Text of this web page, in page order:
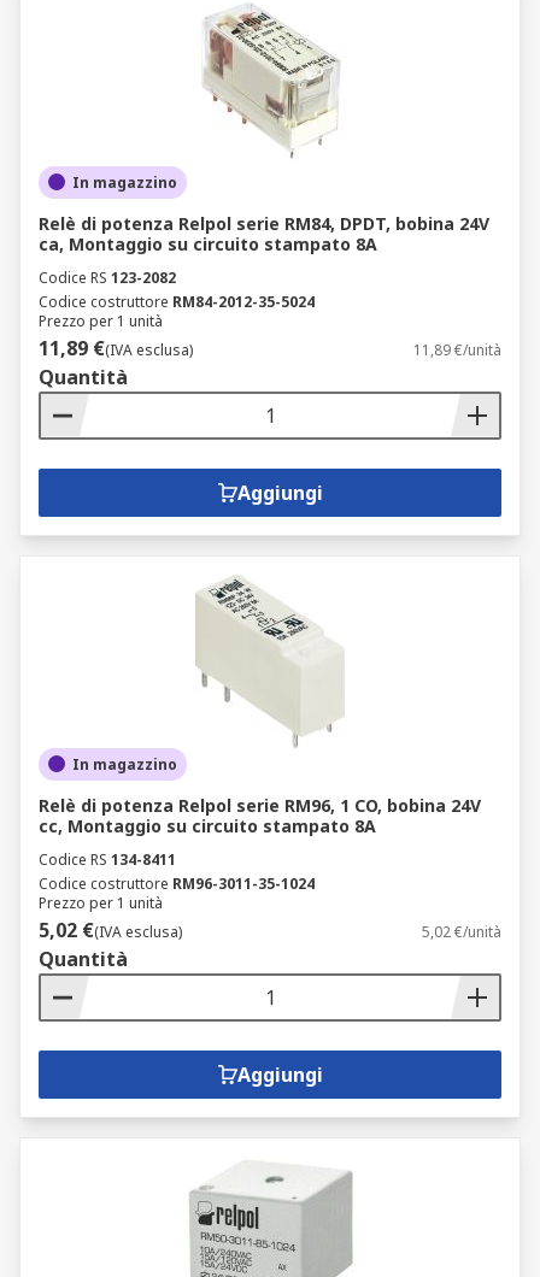
In magazzino
Relè di potenza Relpol serie RM84, DPDT, bobina 24V
ca, Montaggio su circuito stampato 8A
Codice RS 123-2082
Codice costruttore RM84-2012-35-5024
Prezzo per 1 unità
11,89 €(IVA esclusa) 11,89 €/unità
Quantità
Aggiungi
In magazzino
Relè di potenza Relpol serie RM96, 1 CO, bobina 24V
cc, Montaggio su circuito stampato 8A
Codice RS 134-8411
Codice costruttore RM96-3011-35-1024
Prezzo per 1 unità
5,02 €(IVA esclusa) 5,02 €/unità
Quantità
Aggiungi